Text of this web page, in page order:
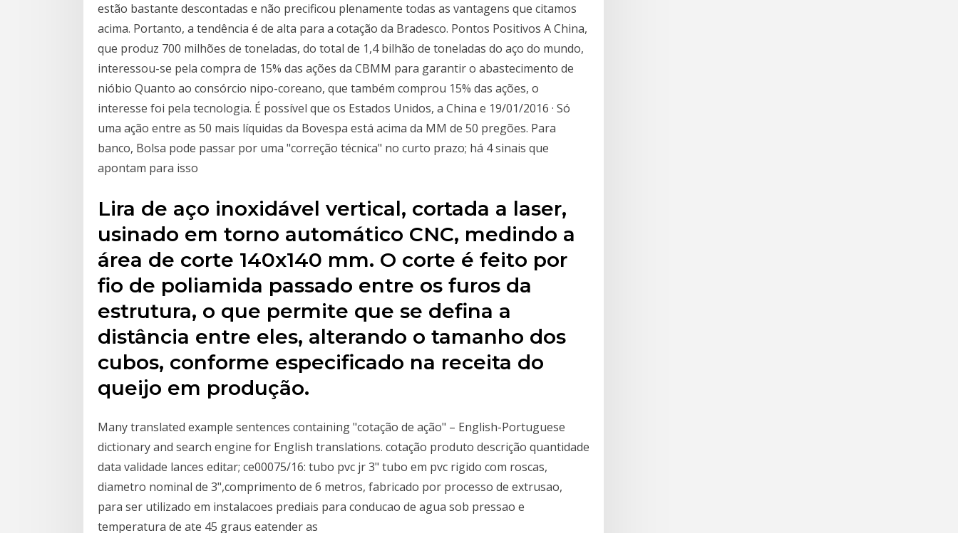
estão bastante descontadas e não precificou plenamente todas as vantagens que citamos
acima. Portanto, a tendência é de alta para a cotação da Bradesco. Pontos Positivos A China,
que produz 700 milhões de toneladas, do total de 1,4 bilhão de toneladas do aço do mundo,
interessou-se pela compra de 15% das ações da CBMM para garantir o abastecimento de
nióbio Quanto ao consórcio nipo-coreano, que também comprou 15% das ações, o
interesse foi pela tecnologia. É possível que os Estados Unidos, a China e 19/01/2016 · Só
uma ação entre as 50 mais líquidas da Bovespa está acima da MM de 50 pregões. Para
banco, Bolsa pode passar por uma "correção técnica" no curto prazo; há 4 sinais que
apontam para isso
Lira de aço inoxidável vertical, cortada a laser,
usinado em torno automático CNC, medindo a
área de corte 140x140 mm. O corte é feito por
fio de poliamida passado entre os furos da
estrutura, o que permite que se defina a
distância entre eles, alterando o tamanho dos
cubos, conforme especificado na receita do
queijo em produção.
Many translated example sentences containing "cotação de ação" – English-Portuguese
dictionary and search engine for English translations. cotação produto descrição quantidade
data validade lances editar; ce00075/16: tubo pvc jr 3" tubo em pvc rigido com roscas,
diametro nominal de 3",comprimento de 6 metros, fabricado por processo de extrusao,
para ser utilizado em instalacoes prediais para conducao de agua sob pressao e
temperatura de ate 45 graus eatender as